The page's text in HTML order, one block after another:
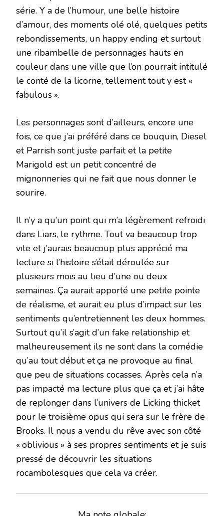
série. Y a de l’humour, une belle histoire
d’amour, des moments olé olé, quelques petits
rebondissements, un happy ending et surtout
une ribambelle de personnages hauts en
couleur dans une ville que l’on pourrait intitulé
le conté de la licorne, tellement tout y est «
fabulous ».
Les personnages sont d’ailleurs, encore une
fois, ce que j’ai préféré dans ce bouquin, Diesel
et Parrish sont juste parfait et la petite
Marigold est un petit concentré de
mignonneries qui ne fait que nous donner le
sourire.
Il n’y a qu’un point qui m’a légèrement refroidi
dans Liars, le rythme. Tout va beaucoup trop
vite et j’aurais beaucoup plus apprécié ma
lecture si l’histoire s’était déroulée sur
plusieurs mois au lieu d’une ou deux
semaines. Ça aurait apporté une petite pointe
de réalisme, et aurait eu plus d’impact sur les
sentiments qu’entretiennent les deux hommes.
Surtout qu’il s’agit d’un fake relationship et
malheureusement ils ne sont dans la comédie
qu’au tout début et ça ne provoque au final
que peu de situations cocasses. Après cela n’a
pas impacté ma lecture plus que ça et j’ai hâte
de replonger dans l’univers de Licking thicket
pour le troisième opus qui sera sur le frère de
Brooks. Il nous a vendu du rêve avec son côté
« oblivious » à ses propres sentiments et je suis
pressé de découvrir les situations
rocambolesques que cela va créer.